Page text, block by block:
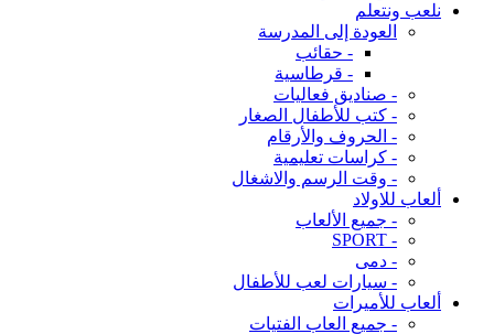
نلعب ونتعلم
العودة إلى المدرسة
- حقائب
- قرطاسية
- صناديق فعاليات
- كتب للأطفال الصغار
- الحروف والأرقام
- كراسات تعليمية
- وقت الرسم والاشغال
ألعاب للاولاد
- جميع الألعاب
- SPORT
- دمى
- سيارات لعب للأطفال
ألعاب للأميرات
- جميع العاب الفتيات